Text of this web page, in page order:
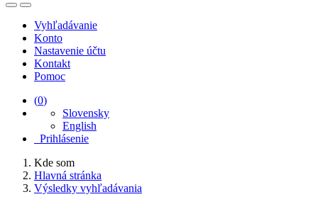
Vyhľadávanie
Konto
Nastavenie účtu
Kontakt
Pomoc
(0)
Slovensky
English
Prihlásenie
Kde som
Hlavná stránka
Výsledky vyhľadávania